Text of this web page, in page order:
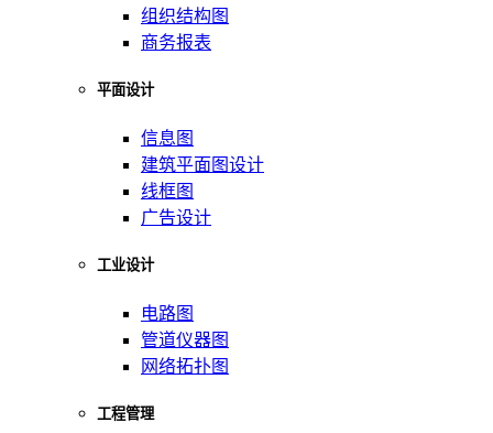
组织结构图
商务报表
平面设计
信息图
建筑平面图设计
线框图
广告设计
工业设计
电路图
管道仪器图
网络拓扑图
工程管理